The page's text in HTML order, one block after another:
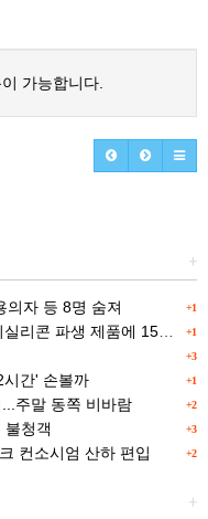
가능합니다.
+
+1
자 등 8명 숨져
+1
에 15% 관세...한국 기업도 영향
+3
+1
간' 손볼까
+2
주말 동쪽 비바람
+3
불청객
+2
컨소시엄 산하 편입
+